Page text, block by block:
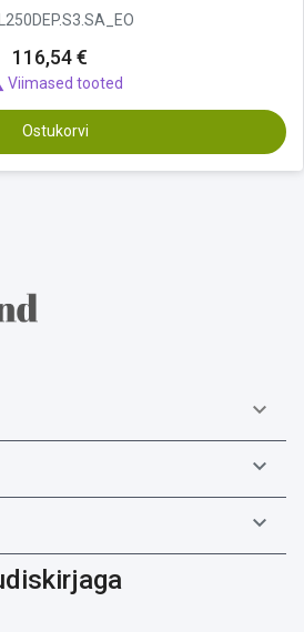
116,54 €
Viimased tooted
Ostukorvi


